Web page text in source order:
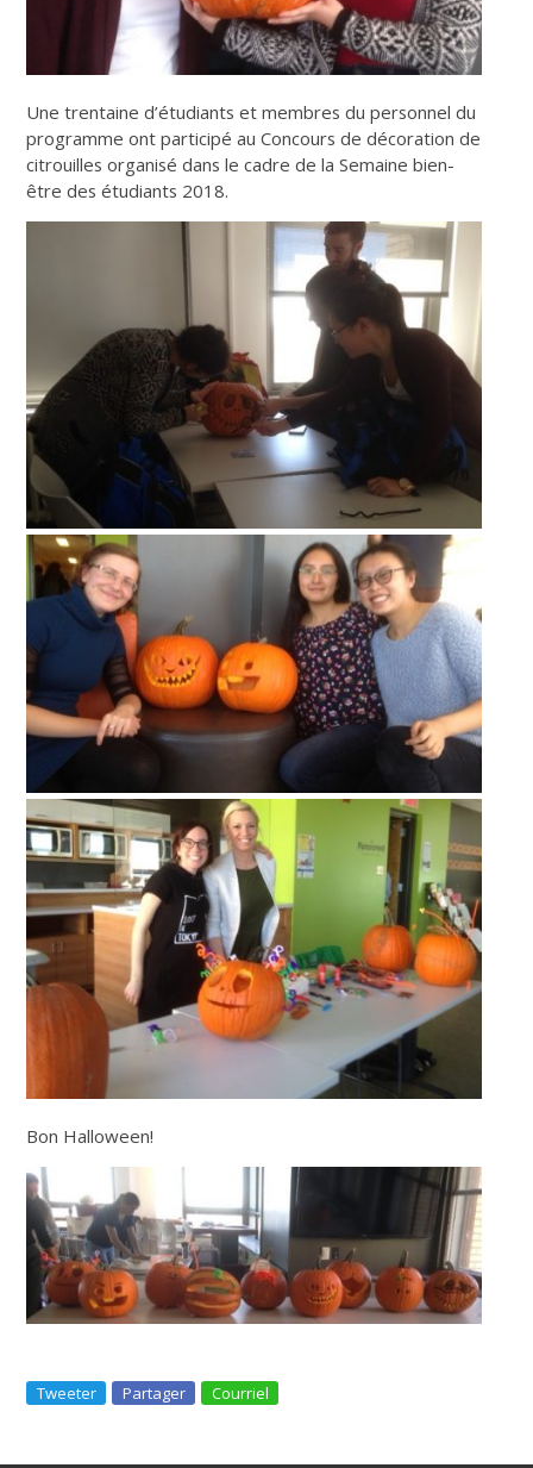
Une trentaine d’étudiants et membres du personnel du
programme ont participé au Concours de décoration de
citrouilles organisé dans le cadre de la Semaine bien-
être des étudiants 2018.
Bon Halloween!
Tweeter Partager Courriel